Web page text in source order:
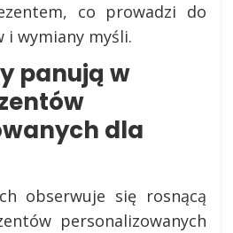
co prowadzi do
i wymiany myśli.
panują w
dla
obserwuje się rosnącą
personalizowanych